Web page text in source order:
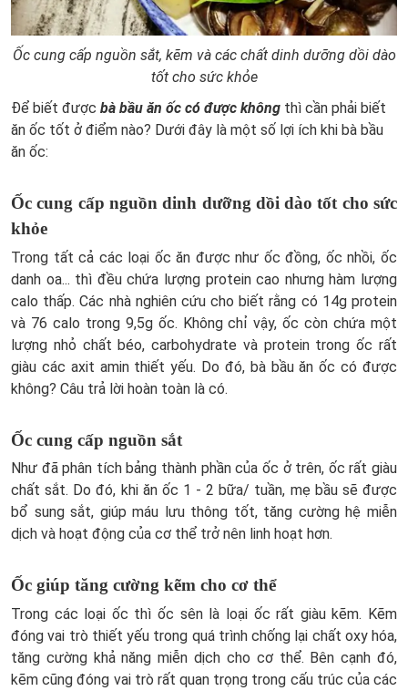
Ốc cung cấp nguồn sắt, kẽm và các chất dinh dưỡng dồi dào
tốt cho sức khỏe
Để biết được bà bầu ăn ốc có được không thì cần phải biết
ăn ốc tốt ở điểm nào? Dưới đây là một số lợi ích khi bà bầu
ăn ốc:
Ốc cung cấp nguồn dinh dưỡng dồi dào tốt cho sức
khỏe
Trong tất cả các loại ốc ăn được như ốc đồng, ốc nhồi, ốc
danh oa... thì đều chứa lượng protein cao nhưng hàm lượng
calo thấp. Các nhà nghiên cứu cho biết rằng có 14g protein
và 76 calo trong 9,5g ốc. Không chỉ vậy, ốc còn chứa một
lượng nhỏ chất béo, carbohydrate và protein trong ốc rất
giàu các axit amin thiết yếu. Do đó, bà bầu ăn ốc có được
không? Câu trả lời hoàn toàn là có.
Ốc cung cấp nguồn sắt
Như đã phân tích bảng thành phần của ốc ở trên, ốc rất giàu
chất sắt. Do đó, khi ăn ốc 1 - 2 bữa/ tuần, mẹ bầu sẽ được
bổ sung sắt, giúp máu lưu thông tốt, tăng cường hệ miễn
dịch và hoạt động của cơ thể trở nên linh hoạt hơn.
Ốc giúp tăng cường kẽm cho cơ thể
Trong các loại ốc thì ốc sên là loại ốc rất giàu kẽm. Kẽm
đóng vai trò thiết yếu trong quá trình chống lại chất oxy hóa,
tăng cường khả năng miễn dịch cho cơ thể. Bên cạnh đó,
kẽm cũng đóng vai trò rất quan trọng trong cấu trúc của các